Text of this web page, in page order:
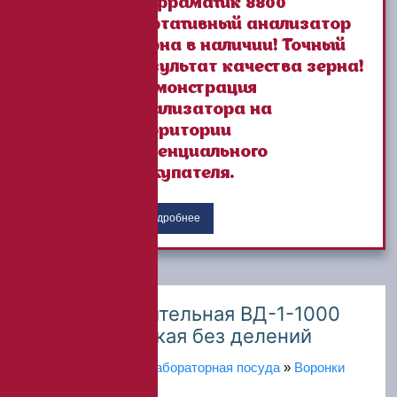
Инфраматик 8800
портативный анализатор
зерна в наличии! Точный
результат качества зерна!
Демонстрация
анализатора на
территории
потенциального
Покупателя.
Подробнее
Воронка делительная ВД-1-1000
цилиндрическая без делений
Лабораторная посуда » Воронки